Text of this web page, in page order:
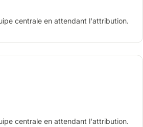
centrale en attendant l'attribution.
centrale en attendant l'attribution.